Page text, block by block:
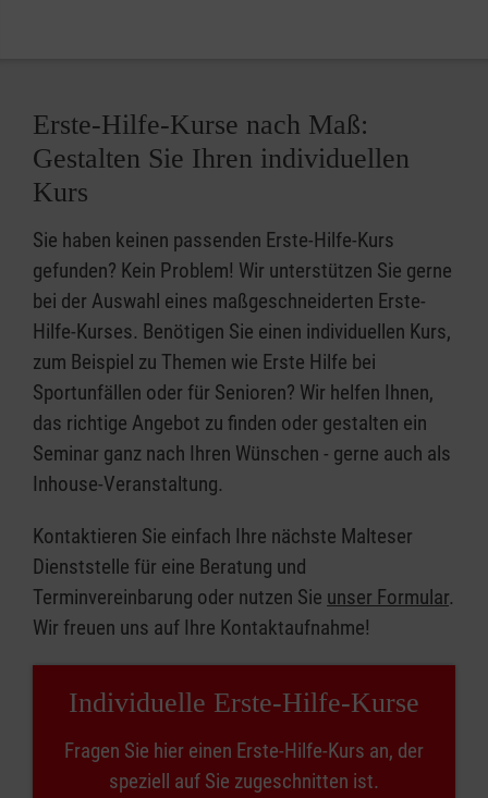
Erste-Hilfe-Kurse nach Maß:
Gestalten Sie Ihren individuellen
Kurs
Sie haben keinen passenden Erste-Hilfe-Kurs
gefunden? Kein Problem! Wir unterstützen Sie gerne
bei der Auswahl eines maßgeschneiderten Erste-
Hilfe-Kurses. Benötigen Sie einen individuellen Kurs,
zum Beispiel zu Themen wie Erste Hilfe bei
Sportunfällen oder für Senioren? Wir helfen Ihnen,
das richtige Angebot zu finden oder gestalten ein
Seminar ganz nach Ihren Wünschen - gerne auch als
Inhouse-Veranstaltung.
Kontaktieren Sie einfach Ihre nächste Malteser
Dienststelle für eine Beratung und
Terminvereinbarung oder nutzen Sie unser Formular.
Wir freuen uns auf Ihre Kontaktaufnahme!
Individuelle Erste-Hilfe-Kurse
Fragen Sie hier einen Erste-Hilfe-Kurs an, der
speziell auf Sie zugeschnitten ist.